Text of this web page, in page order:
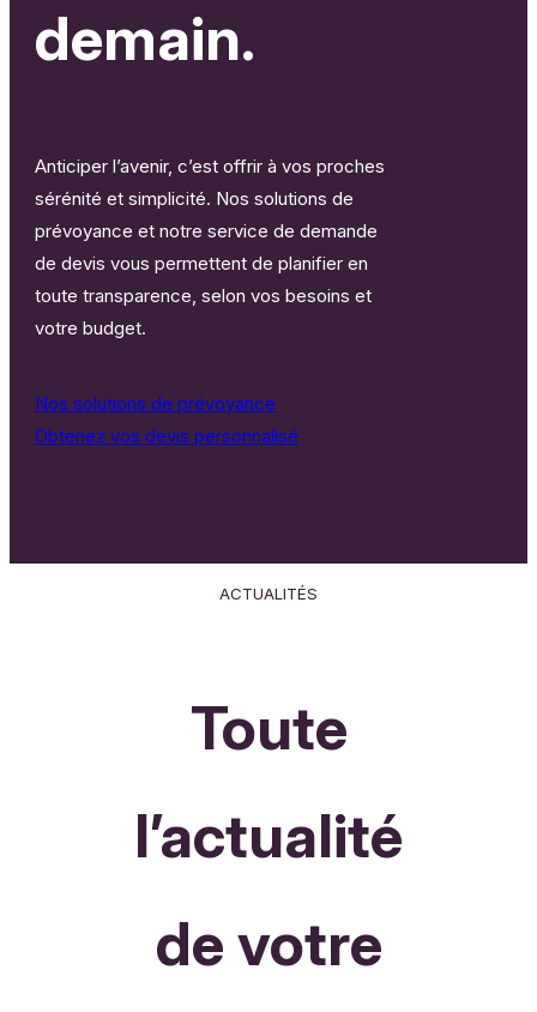
demain.
Anticiper l’avenir, c’est offrir à vos proches
sérénité et simplicité. Nos solutions de
prévoyance et notre service de demande
de devis vous permettent de planifier en
toute transparence, selon vos besoins et
votre budget.
Nos solutions de prévoyance
Obtenez vos devis personnalisé
ACTUALITÉS
Toute
l’actualité
de votre